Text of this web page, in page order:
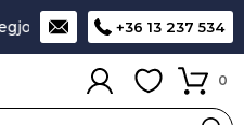
design-minőség-ár
+36 13 237 534
0